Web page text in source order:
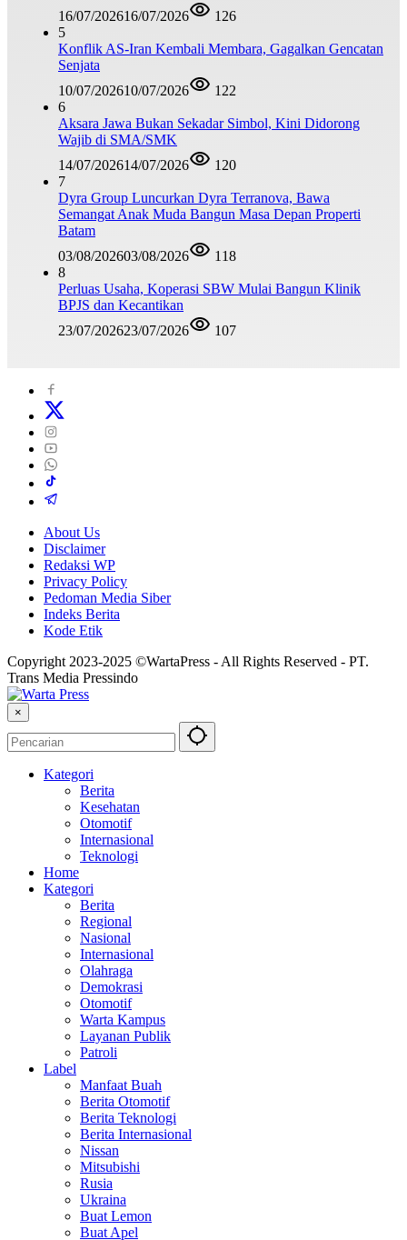
16/07/202616/07/2026
126
5
Konflik AS-Iran Kembali Membara, Gagalkan Gencatan
Senjata
10/07/202610/07/2026
122
6
Aksara Jawa Bukan Sekadar Simbol, Kini Didorong
Wajib di SMA/SMK
14/07/202614/07/2026
120
7
Dyra Group Luncurkan Dyra Terranova, Bawa
Semangat Anak Muda Bangun Masa Depan Properti
Batam
03/08/202603/08/2026
118
8
Perluas Usaha, Koperasi SBW Mulai Bangun Klinik
BPJS dan Kecantikan
23/07/202623/07/2026 107
About Us
Disclaimer
Redaksi WP
Privacy Policy
Pedoman Media Siber
Indeks Berita
Kode Etik
Copyright 2023-2025 ©WartaPress - All Rights Reserved - PT.
Trans Media Pressindo
×
Kategori
Berita
Kesehatan
Otomotif
Internasional
Teknologi
Home
Kategori
Berita
Regional
Nasional
Internasional
Olahraga
Demokrasi
Otomotif
Warta Kampus
Layanan Publik
Patroli
Label
Manfaat Buah
Berita Otomotif
Berita Teknologi
Berita Internasional
Nissan
Mitsubishi
Rusia
Ukraina
Buat Lemon
Buat Apel